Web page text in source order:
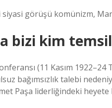
görüşü komünizm,
bizi kim
(11 Kasım
bağımsızlık talebi
Paşa liderliğindeki heyete